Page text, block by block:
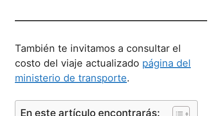
También te invitamos a consultar el
costo del viaje actualizado página del
ministerio de transporte.
En este artículo encontrarás: